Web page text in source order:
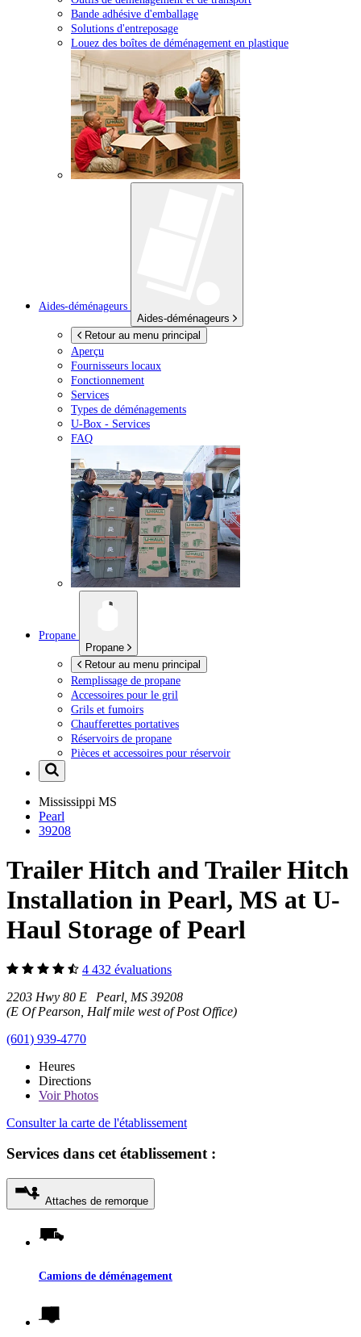
Bande adhésive d'emballage
Solutions d'entreposage
Louez des boîtes de déménagement en plastique
Aides-déménageurs
Aides-déménageurs
Retour au menu principal
Aperçu
Fournisseurs locaux
Fonctionnement
Services
Types de déménagements
U-Box - Services
FAQ
Propane
Propane
Retour au menu principal
Remplissage de propane
Accessoires pour le gril
Grils et fumoirs
Chaufferettes portatives
Réservoirs de propane
Pièces et accessoires pour réservoir
Mississippi MS
Pearl
39208
Trailer Hitch and Trailer Hitch
Installation in Pearl, MS at U-
Haul Storage of Pearl
4 432 évaluations
2203 Hwy 80 E Pearl, MS 39208
(E Of Pearson, Half mile west of Post Office)
(601) 939-4770
Heures
Directions
VoirPhotos
Consulter la carte de l'établissement
Services dans cet établissement :
Attaches de remorque
Camions de déménagement